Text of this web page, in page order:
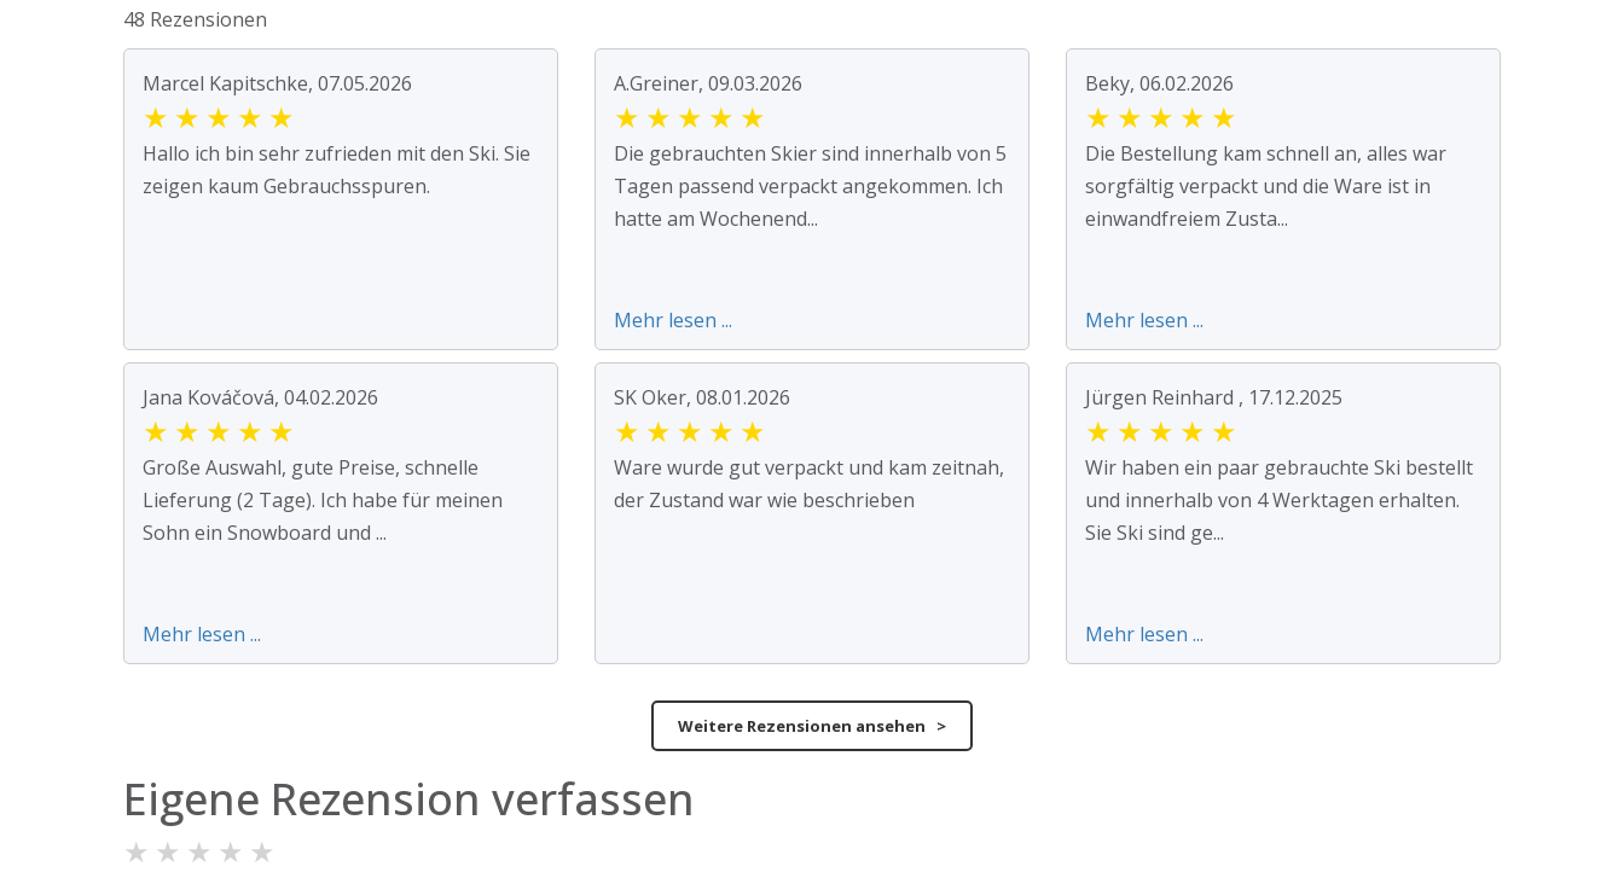
48 Rezensionen
Marcel Kapitschke, 07.05.2026
★ ★ ★ ★ ★
Hallo ich bin sehr zufrieden mit den Ski. Sie
zeigen kaum Gebrauchsspuren.
A.Greiner, 09.03.2026
★ ★ ★ ★ ★
Die gebrauchten Skier sind innerhalb von 5
Tagen passend verpackt angekommen. Ich
hatte am Wochenend...
Mehr lesen ...
Beky, 06.02.2026
★ ★ ★ ★ ★
Die Bestellung kam schnell an, alles war
sorgfältig verpackt und die Ware ist in
einwandfreiem Zusta...
Mehr lesen ...
Jana Kováčová, 04.02.2026
★ ★ ★ ★ ★
Große Auswahl, gute Preise, schnelle
Lieferung (2 Tage). Ich habe für meinen
Sohn ein Snowboard und ...
Mehr lesen ...
SK Oker, 08.01.2026
★ ★ ★ ★ ★
Ware wurde gut verpackt und kam zeitnah,
der Zustand war wie beschrieben
Jürgen Reinhard , 17.12.2025
★ ★ ★ ★ ★
Wir haben ein paar gebrauchte Ski bestellt
und innerhalb von 4 Werktagen erhalten.
Sie Ski sind ge...
Mehr lesen ...
Weitere Rezensionen ansehen >
Eigene Rezension verfassen
★ ★ ★ ★ ★